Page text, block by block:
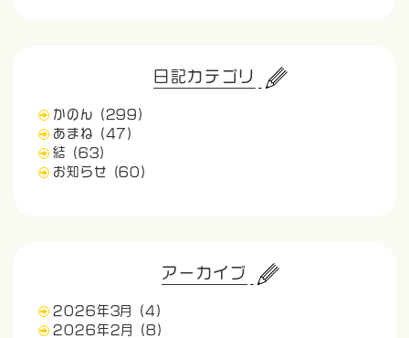
日記カテゴリ
かのん
(299)
あまね
(47)
結
(63)
お知らせ
(60)
アーカイブ
2026年3月
(4)
2026年2月
(8)